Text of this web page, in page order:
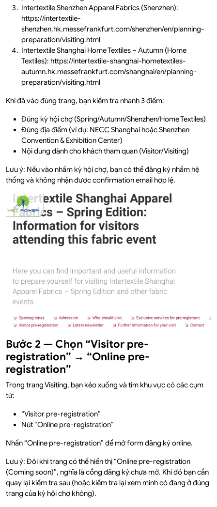
Intertextile Shenzhen Apparel Fabrics (Shenzhen):
https://intertextile-
shenzhen.hk.messefrankfurt.com/shenzhen/en/planning-
preparation/visiting.html
Intertextile Shanghai Home Textiles – Autumn (Home
Textiles): https://intertextile-shanghai-hometextiles-
autumn.hk.messefrankfurt.com/shanghai/en/planning-
preparation/visiting.html
Khi đã vào đúng trang, bạn kiểm tra nhanh 3 điểm:
Đúng kỳ hội chợ (Spring/Autumn/Shenzhen/Home Textiles)
Đúng địa điểm (ví dụ: NECC Shanghai hoặc Shenzhen
Convention & Exhibition Center)
Nội dung dành cho khách tham quan (Visitor/Visiting)
Lưu ý: Nếu vào nhầm kỳ hội chợ, bạn có thể đăng ký nhầm hệ
thống và không nhận được confirmation email hợp lệ.
Bước 2 — Chọn “Visitor pre-
registration” → “Online pre-
registration”
Trong trang Visiting, bạn kéo xuống và tìm khu vực có các cụm
từ:
“Visitor pre-registration”
Nút “Online pre-registration”
Nhấn “Online pre-registration” để mở form đăng ký online.
Lưu ý: Đôi khi trang có thể hiển thị “Online pre-registration
(Coming soon)”, nghĩa là cổng đăng ký chưa mở. Khi đó bạn cần
quay lại kiểm tra sau (hoặc kiểm tra lại xem mình có đang ở đúng
trang của kỳ hội chợ không).